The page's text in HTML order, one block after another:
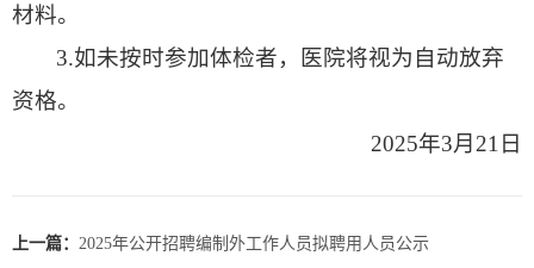
材料。
3.如未按时参加体检者，医院将视为自动放弃
资格。
2025年3月21日
上一篇： 2025年公开招聘编制外工作人员拟聘用人员公示